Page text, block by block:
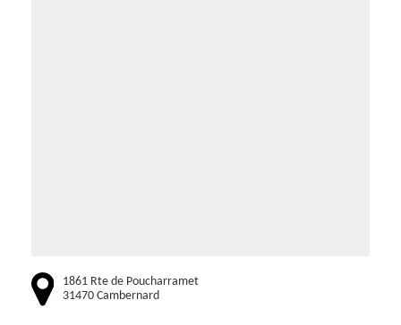
1861 Rte de Poucharramet
31470 Cambernard